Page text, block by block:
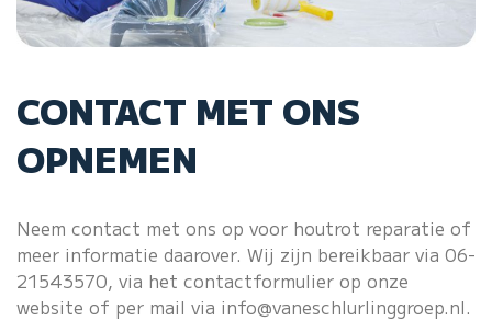
CONTACT MET ONS
OPNEMEN
Neem contact met ons op voor houtrot reparatie of
meer informatie daarover. Wij zijn bereikbaar via 06-
21543570, via het contactformulier op onze
website of per mail via info@vaneschlurlinggroep.nl.